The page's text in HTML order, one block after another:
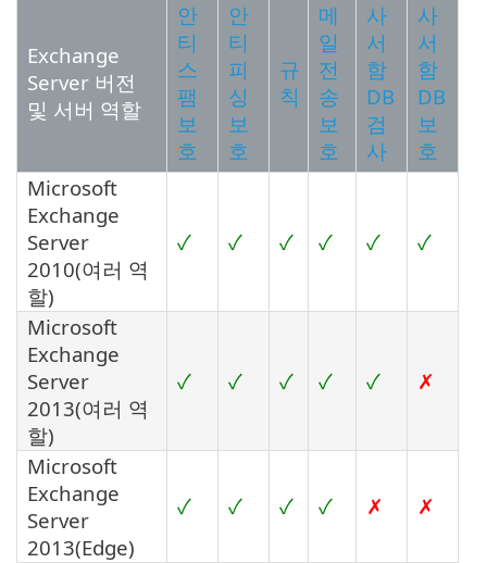
Exchange
Server 버전
및 서버 역할
안
티
스
팸
보
호
안
티
피
싱
보
호
규
칙
메
일
전
송
보
호
사
서
함
DB
검
사
사
서
함
DB
보
호
Microsoft
Exchange
Server
2010(여러 역
할)
✓ ✓ ✓ ✓ ✓ ✓
Microsoft
Exchange
Server
2013(여러 역
할)
✓ ✓ ✓ ✓ ✓ ✗
Microsoft
Exchange
Server
2013(Edge)
✓ ✓ ✓ ✓ ✗ ✗